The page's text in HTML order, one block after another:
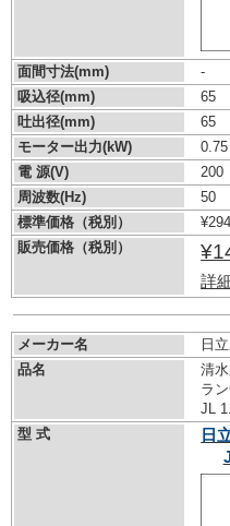
面間寸法(mm)
-
吸込径(mm)
65
吐出径(mm)
65
モーター出力(kW)
0.75
電 源(V)
200
周波数(Hz)
50
標準価格（税別）
販売価格（税別）
詳
メーカー名
日
品名
清
ラ
JL
型 式
日